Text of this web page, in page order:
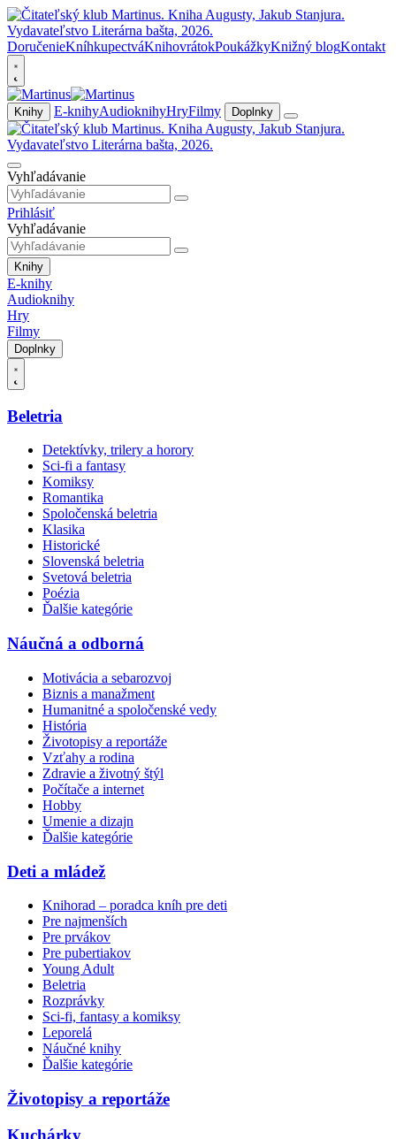
DoručenieKníhkupectváKnihovrátokPoukážkyKnižný blogKontakt
Knihy E-knihyAudioknihyHryFilmy Doplnky
Vyhľadávanie
Prihlásiť
Vyhľadávanie
Knihy
E-knihy
Audioknihy
Hry
Filmy
Doplnky
Beletria
Detektívky, trilery a horory
Sci-fi a fantasy
Komiksy
Romantika
Spoločenská beletria
Klasika
Historické
Slovenská beletria
Svetová beletria
Poézia
Ďalšie kategórie
Náučná a odborná
Motivácia a sebarozvoj
Biznis a manažment
Humanitné a spoločenské vedy
História
Životopisy a reportáže
Vzťahy a rodina
Zdravie a životný štýl
Počítače a internet
Hobby
Umenie a dizajn
Ďalšie kategórie
Deti a mládež
Knihorad – poradca kníh pre deti
Pre najmenších
Pre prvákov
Pre pubertiakov
Young Adult
Beletria
Rozprávky
Sci-fi, fantasy a komiksy
Leporelá
Náučné knihy
Ďalšie kategórie
Životopisy a reportáže
Kuchárky